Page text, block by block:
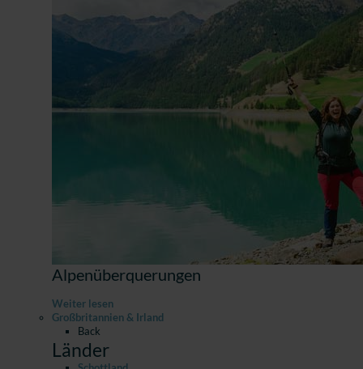
Alpenüberquerungen
Weiter lesen
Großbritannien & Irland
Back
Länder